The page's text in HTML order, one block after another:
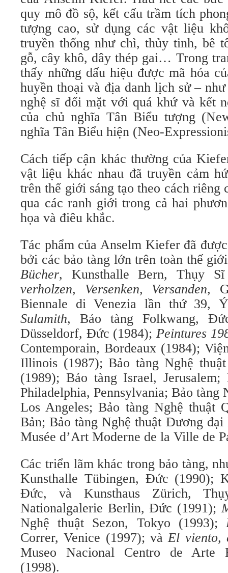
quy mô đồ sộ, kết cấu trầm tích
tượng cao, sử dụng các vật liệu
truyền thống như chì, thủy tinh, bê
gỗ, cây khô, dây thép gai… Trong
thấy những dấu hiệu được mã hóa
huyền thoại và địa danh lịch sử –
nghệ sĩ đối mặt với quá khứ và kết
của chủ nghĩa Tân Biểu tượng
nghĩa Tân Biểu hiện (Neo-
Cách tiếp cận khác thường của
vật liệu khác nhau đã truyền cảm
trên thế giới sáng tạo theo cách riêng
qua các ranh giới trong cả hai
họa và điêu khắc.
Tác phẩm của Anselm Kiefer đã
bởi các bảo tàng lớn trên toàn thế
Bücher, Kunsthalle Bern, Thụy
verholzen, Versenken, Versanden,
Biennale di Venezia lần thứ 39,
Sulamith, Bảo tàng Folkwang,
Düsseldorf, Đức (1984); Peintures
Contemporain, Bordeaux (1984);
Illinois (1987); Bảo tàng Nghệ
(1989); Bảo tàng Israel,
Philadelphia, Pennsylvania; Bảo tàng
Los Angeles; Bảo tàng Nghệ thuật
Bản; Bảo tàng Nghệ thuật Đương
Musée d’Art Moderne de la Ville de
Các triển lãm khác trong bảo tàng,
Kunsthalle Tübingen, Đức (1990);
Đức, và Kunsthaus Zürich,
Nationalgalerie Berlin, Đức (1991);
Nghệ thuật Sezon, Tokyo (1993);
Correr, Venice (1997); vàEl viento,
Museo Nacional Centro de Arte
(1998).